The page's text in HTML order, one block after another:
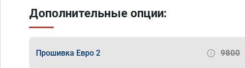
Дополнительные опции:
Прошивка Евро 2 9800